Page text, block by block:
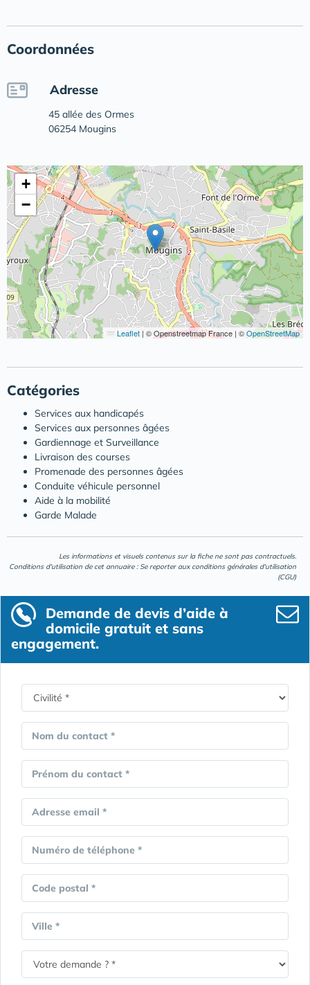
Coordonnées
Adresse
45 allée des Ormes
06254 Mougins
+
−
Leaflet | © Openstreetmap France | ©OpenStreetMap
Catégories
Services aux handicapés
Services aux personnes âgées
Gardiennage et Surveillance
Livraison des courses
Promenade des personnes âgées
Conduite véhicule personnel
Aide à la mobilité
Garde Malade
Les informations et visuels contenus sur la fiche ne sont pas contractuels.
Conditions d'utilisation de cet annuaire : Se reporter aux conditions générales d'utilisation
(CGU)
Demande de devis d’aide à
domicile gratuit et sans
engagement.
Nom du contact *
Prénom du contact *
Adresse email *
Numéro de téléphone *
Code postal *
Ville *